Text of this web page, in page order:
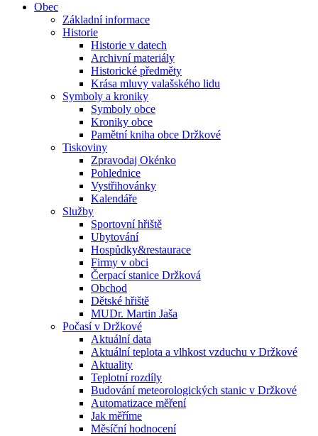
Obec
Základní informace
Historie
Historie v datech
Archivní materiály
Historické předměty
Krása mluvy valašského lidu
Symboly a kroniky
Symboly obce
Kroniky obce
Pamětní kniha obce Držkové
Tiskoviny
Zpravodaj Okénko
Pohlednice
Vystřihovánky
Kalendáře
Služby
Sportovní hřiště
Ubytování
Hospůdky&restaurace
Firmy v obci
Čerpací stanice Držková
Obchod
Dětské hřiště
MUDr. Martin Jaša
Počasí v Držkové
Aktuální data
Aktuální teplota a vlhkost vzduchu v Držkové
Aktuality
Teplotní rozdíly
Budování meteorologických stanic v Držkové
Automatizace měření
Jak měříme
Měsíční hodnocení